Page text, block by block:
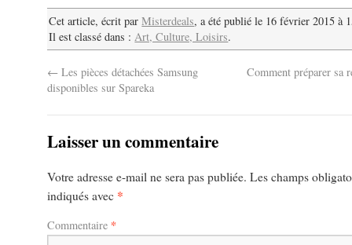
Cet article, écrit parMisterdeals, a été publié le 16 février 2015 à
Il est classé dans : Art, Culture, Loisirs.
← Les pièces détachées Samsung
disponibles sur Spareka
Comment préparer sa
Laisser un commentaire
Votre adresse e-mail ne sera pas publiée. Les champs
indiqués avec *
Commentaire *